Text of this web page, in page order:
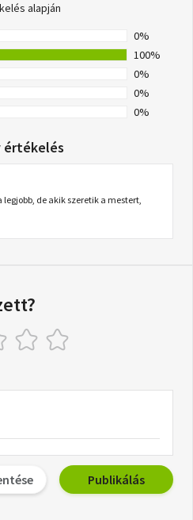
alapján
0%
100%
0%
0%
0%
értékelés
de akik szeretik a mestert,
Publikálás